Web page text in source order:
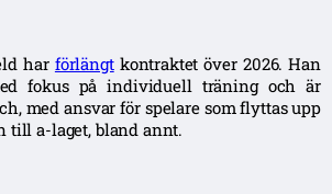
har förlängtkontraktet över 2026. Han
fokus på individuell träning och är
med ansvar för spelare som flyttas upp
till a-laget, bland annt.